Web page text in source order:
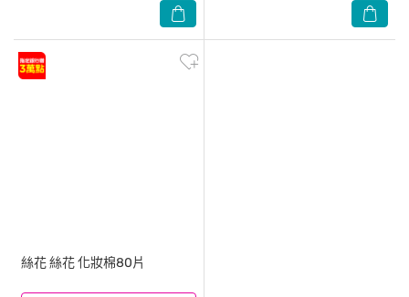
絲花絲花 化妝棉80片